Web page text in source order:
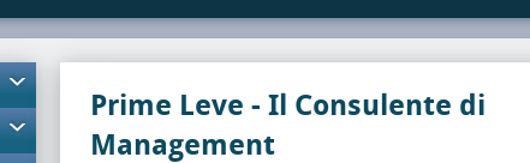
Prime Leve - Il Consulente di
Management